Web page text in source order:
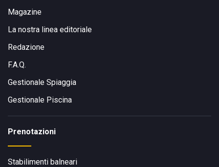
Magazine
La nostra linea editoriale
Redazione
F.A.Q.
Gestionale Spiaggia
Gestionale Piscina
Prenotazioni
Stabilimenti balneari